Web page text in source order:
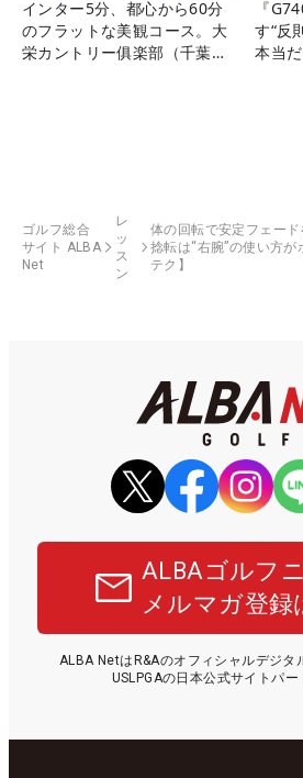
インター5分、都心から60分
のフラットな美観コース。大
栄カントリー俱楽部（千葉
『
す“反
本当だ
ゴルフ総合
サイト ALBA
Net
レ
ッ
ス
ン
体の回転で安定フェー
捻転は“右腕”の使い方
テク】
ALBAゴルフ
メルマガ登録
ALBA NetはR&Aのオフィシャルデジタ
USLPGAの日本公式サイトパー